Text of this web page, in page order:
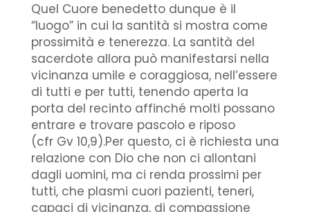
Quel Cuore benedetto dunque è il
“luogo” in cui la santità si mostra come
prossimità e tenerezza. La santità del
sacerdote allora può manifestarsi nella
vicinanza umile e coraggiosa, nell’essere
di tutti e per tutti, tenendo aperta la
porta del recinto affinché molti possano
entrare e trovare pascolo e riposo
(cfr Gv 10,9).Per questo, ci è richiesta una
relazione con Dio che non ci allontani
dagli uomini, ma ci renda prossimi per
tutti, che plasmi cuori pazienti, teneri,
capaci di vicinanza, di compassione